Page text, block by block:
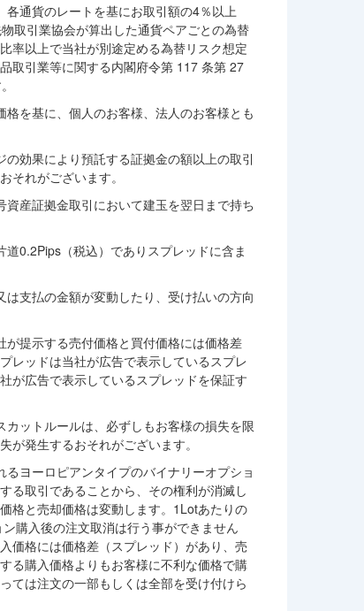
通貨のレートを基にお取引額の4％以上
取引業協会が算出した通貨ペアごとの為替
率以上で当社が別途定める為替リスク想定
取引業等に関する内閣府令第 117 条第 27
を基に、個人のお客様、法人のお客様とも
効果により預託する証拠金の額以上の取引
それがございます。
産証拠金取引において建玉を翌日まで持ち
0.2Pips（税込）でありスプレッドに含ま
支払の金額が変動したり、受け払いの方向
提示する売付価格と買付価格には価格差
レッドは当社が広告で表示しているスプレ
が広告で表示しているスプレッドを保証す
ットルールは、必ずしもお客様の損失を限
発生するおそれがございます。
ヨーロピアンタイプのバイナリーオプショ
る取引であることから、その権利が消滅し
格と売却価格は変動します。1Lotあたりの
購入後の注文取消は行う事ができません
価格には価格差（スプレッド）があり、売
る購入価格よりもお客様に不利な価格で購
ては注文の一部もしくは全部を受け付けら